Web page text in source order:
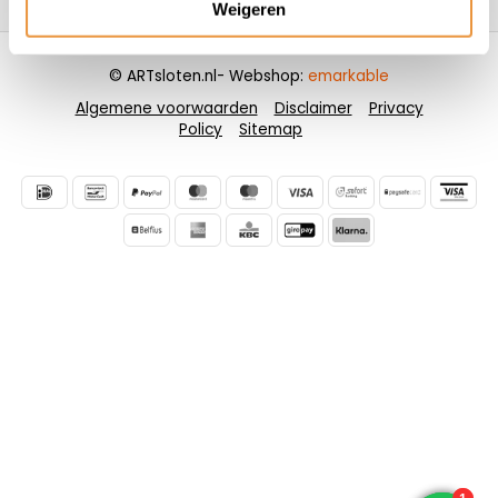
Weigeren
Algemene voorwaarden Disclaimer
Privacy
Policy
Sitemap
© ARTsloten.nl- Webshop: emarkable